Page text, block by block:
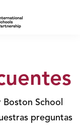
School
preguntas